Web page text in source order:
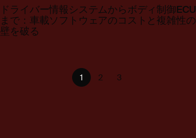
ドライバー情報システムからボディ制御ECU
まで：車載ソフトウェアのコストと複雑性の
壁を破る
1 2 3